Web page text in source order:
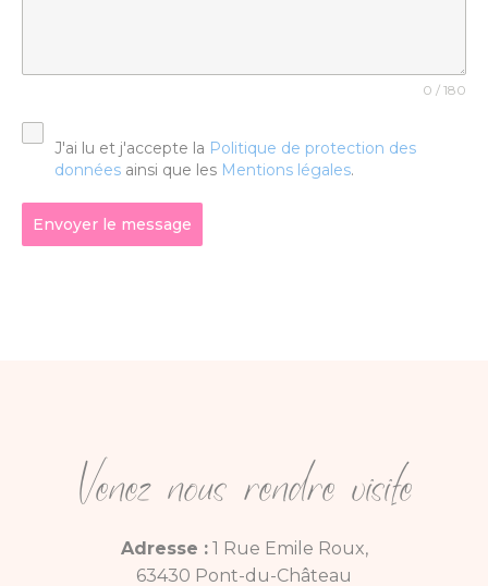
0 / 180
J'ai lu et j'accepte la Politique de protection des
données ainsi que les Mentions légales.
Envoyer le message
Venez nous rendre visite
Adresse :1 Rue Emile Roux,
63430 Pont-du-Château